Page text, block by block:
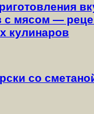
с мясом —
кулинаров
co